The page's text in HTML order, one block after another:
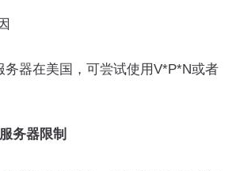
器在美国，可尝试使用V*P*N或者
务器限制